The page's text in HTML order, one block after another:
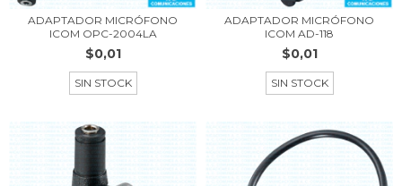
ADAPTADOR MICRÓFONO
ICOM OPC-2004LA
$0,01
SIN STOCK
ADAPTADOR MICRÓFONO
ICOM AD-118
$0,01
SIN STOCK